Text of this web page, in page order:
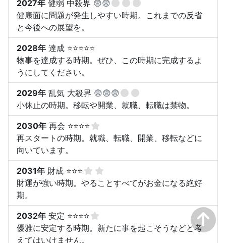
2027年 健弱 中殺界 😨😨
健康面に問題が発生しやすい時期。これまでの反省
と今後への展望を。
2028年 達成 ⭐⭐⭐⭐⭐
物事を達成する時期。ぜひ、この時期に完成するよ
うにしてください。
2029年 乱気 大殺界 😨😨😨
小休止の時期。移転や開業、就職、転職は禁物。
2030年 再会 ⭐⭐⭐⭐
再スタートの時期。就職、転職、開業、移転などに
向いています。
2031年 財成 ⭐⭐⭐
財運が強い時期。やることすべてがお金になる絶好
期。
2032年 安定 ⭐⭐⭐⭐
優雅に安定する時期。新たに事を起こそうなどと考
えてはいけません。